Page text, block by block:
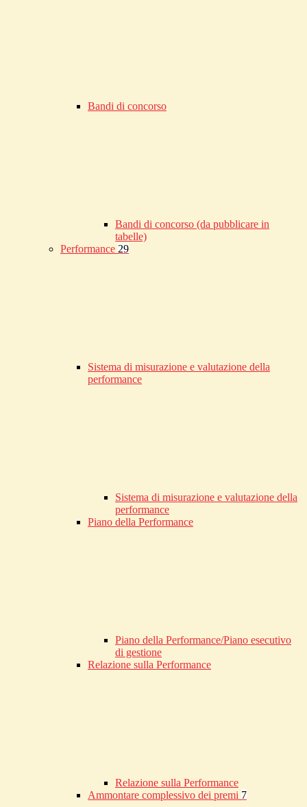
Bandi di concorso
Bandi di concorso (da pubblicare in
tabelle)
Performance 29
Sistema di misurazione e valutazione della
performance
Sistema di misurazione e valutazione della
performance
Piano della Performance
Piano della Performance/Piano esecutivo
di gestione
Relazione sulla Performance
Relazione sulla Performance
Ammontare complessivo dei premi 7